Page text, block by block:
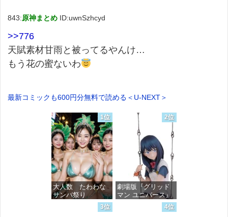
843:原神まとめ ID:uwnSzhcyd
>>776
天賦素材甘雨と被ってるやんけ…
もう花の蜜ないわ
最新コミックも600円分無料で読める＜U-NEXT＞
1位
大人数 たわわな
サンバ祭り
価格：¥99
2位
劇場版『グリッド
マン ユニバース』
宝多六花 wall figure
1/7スケール プラス
3位 4位